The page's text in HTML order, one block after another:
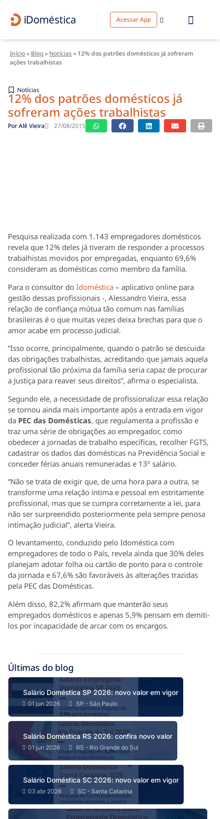
Acessar App
Início» Blog» Notícias» 12% dos patrões domésticos já sofreram
ações trabalhistas
Notícias
12% dos patrões domésticos já
sofreram ações trabalhistas
PorAlê Vieira 27/08/2015
Pesquisa realizada com 1.143 empregadores domésticos
revela que 12% deles já tiveram de responder a processos
trabalhistas movidos por empregadas, enquanto 69,6%
consideram as domésticas como membro da família.
Para o consultor do Idoméstica – aplicativo online para
gestão dessas profissionais -, Alessandro Vieira, essa
relação de confiança mútua tão comum nas famílias
brasileiras é o que muitas vezes deixa brechas para que o
amor acabe em processo judicial.
“Isso ocorre, principalmente, quando o patrão se descuida
das obrigações trabalhistas, acreditando que jamais aquela
profissional tão próxima da família seria capaz de procurar
a Justiça para reaver seus direitos”, afirma o especialista.
Segundo ele, a necessidade de profissionalizar essa relação
se tornou ainda mais importante após a entrada em vigor
da PEC das Domésticas, que regulamenta a profissão e
traz uma série de obrigações ao empregador, como
obedecer a jornadas de trabalho específicas, recolher FGTS,
cadastrar os dados das domésticas na Previdência Social e
conceder férias anuais remuneradas e 13º salário.
“Não se trata de exigir que, de uma hora para a outra, se
transforme uma relação íntima e pessoal em estritamente
profissional, mas que se cumpra corretamente a lei, para
não ser surpreendido posteriormente pela sempre penosa
intimação judicial”, alerta Vieira.
O levantamento, conduzido pelo Idoméstica com
empregadores de todo o País, revela ainda que 30% deles
planejam adotar folha ou cartão de ponto para o controle
da jornada e 67,6% são favoráveis às alterações trazidas
pela PEC das Domésticas.
Além disso, 82,2% afirmam que manterão seus
empregados domésticos e apenas 5,9% pensam em demiti-
los por incapacidade de arcar com os encargos.
Últimas do blog
Salário Doméstica SP 2026: novo valor em vigor
01 jun 2026 SP - São Paulo
Salário Doméstica RS 2026: confira novo valor
01 jun 2026 RS - Rio Grande do Sul
Salário Doméstica SC 2026: novo valor em vigor
03 abr 2026 SC - Santa Catarina